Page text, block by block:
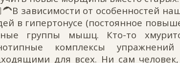
зависимости от особенностей
в гипертонусе (постоянное
группы мышц. Кто-то
комплексы
для всех. Ни сам